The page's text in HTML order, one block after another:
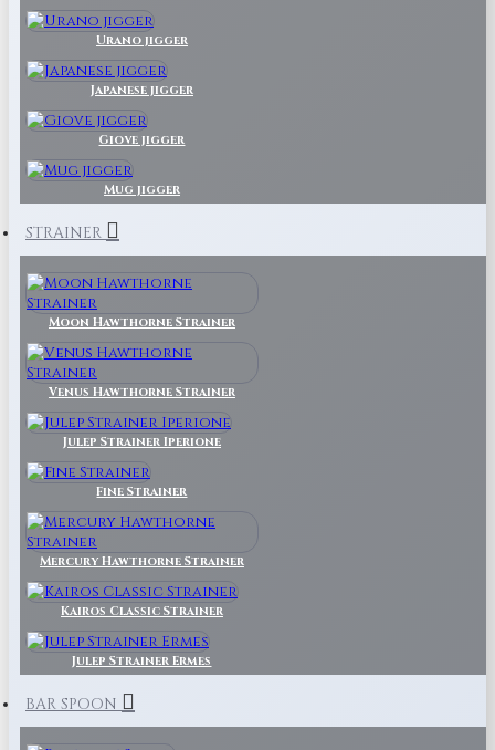
Urano jigger
Japanese jigger
Giove jigger
Mug jigger
STRAINER
Moon Hawthorne Strainer
Venus Hawthorne Strainer
Julep Strainer Iperione
Fine Strainer
Mercury Hawthorne Strainer
Kairos Classic Strainer
Julep Strainer Ermes
BAR SPOON